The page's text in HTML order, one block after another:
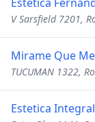
V Sarsfield 7201,
Mirame Que
TUCUMAN 1322,
Estetica